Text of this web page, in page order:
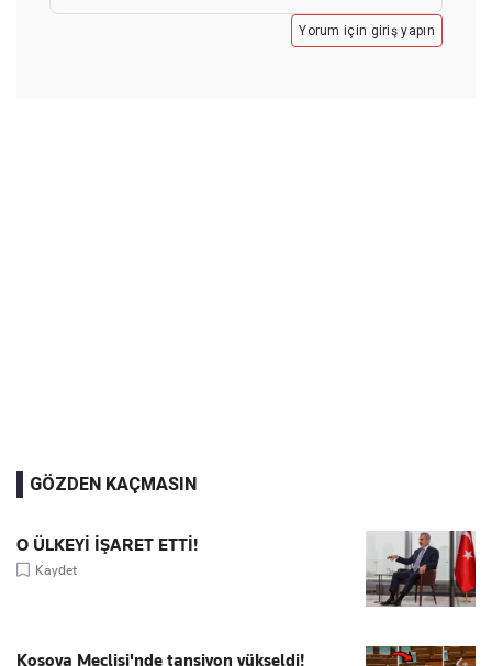
Yorum için giriş yapın
GÖZDEN KAÇMASIN
O ÜLKEYİ İŞARET ETTİ!
Kaydet
Kosova Meclisi'nde tansiyon yükseldi!